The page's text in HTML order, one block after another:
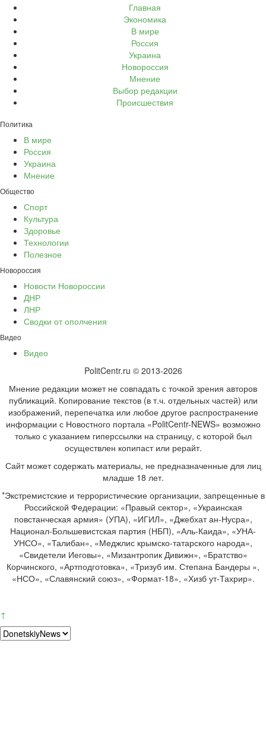
Главная
Экономика
В мире
Россия
Украина
Новороссия
Мнение
Выбор редакции
Происшествия
Политика
В мире
Россия
Украина
Мнение
Общество
Спорт
Культура
Здоровье
Технологии
Полезное
Новороссия
Новости Новороссии
ДНР
ЛНР
Сводки от ополчения
Видео
Видео
PolitCentr.ru © 2013-2026
Мнение редакции может не совпадать с точкой зрения авторов
публикаций. Копирование текстов (в т.ч. отдельных частей) или
изображений, перепечатка или любое другое распространение
информации с Новостного портала «PolitCentr-NEWS» возможно
только с указанием гиперссылки на страницу, с которой был
осуществлен копипаст или рерайт.
Сайт может содержать материалы, не предназначенные для лиц
младше 18 лет.
*Экстремистские и террористические организации, запрещенные в
Российской Федерации: «Правый сектор», «Украинская
повстанческая армия» (УПА), «ИГИЛ», «Джебхат ан-Нусра»,
Национал-Большевистская партия (НБП), «Аль-Каида», «УНА-
УНСО», «Талибан», «Меджлис крымско-татарского народа»,
«Свидетели Иеговы», «Мизантропик Дивижн», «Братство»
Корчинского, «Артподготовка», «Тризуб им. Степана Бандеры »,
«НСО», «Славянский союз», «Формат-18», «Хизб ут-Тахрир».
↑